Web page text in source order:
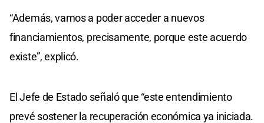
“Además, vamos a poder acceder a nuevos
financiamientos, precisamente, porque este acuerdo
existe”, explicó.
El Jefe de Estado señaló que “este entendimiento
prevé sostener la recuperación económica ya iniciada.